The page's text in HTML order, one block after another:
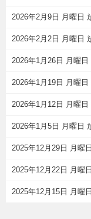
2026年2月9日 月曜日
2026年2月2日 月曜日
2026年1月26日 月曜日
2026年1月19日 月曜日
2026年1月12日 月曜日
2026年1月5日 月曜日
2025年12月29日 月曜
2025年12月22日 月曜
2025年12月15日 月曜